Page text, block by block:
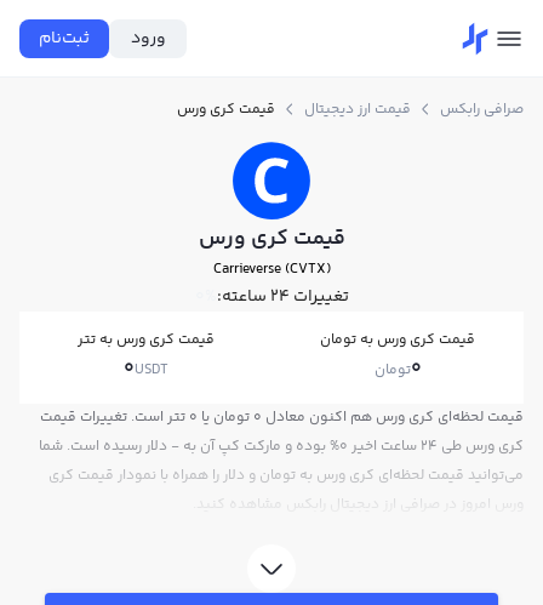
ورود ثبت‌نام
صرافی رابکس قیمت ارز دیجیتال قیمت کری ورس
قیمت کری ورس
Carrieverse (CVTX)
تغییرات ۲۴ ساعته: 0%
قیمت کری ورس به تومان
0تومان
قیمت کری ورس به تتر
0USDT
قیمت لحظه‌ای کری ورس هم اکنون معادل 0 تومان یا 0 تتر است. تغییرات قیمت
کری ورس طی 24 ساعت اخیر 0% بوده و مارکت کپ آن به - دلار رسیده است. شما
می‌توانید قیمت لحظه‌ای کری ورس به تومان و دلار را همراه با نمودار قیمت کری
ورس امروز در صرافی ارز دیجیتال رابکس مشاهده کنید.